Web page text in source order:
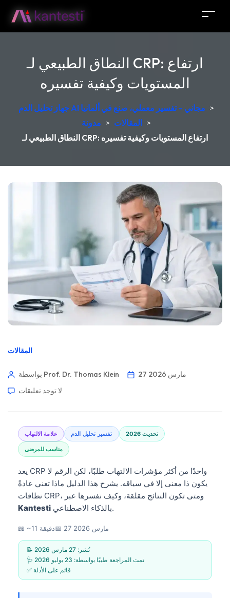
النطاق الطبيعي لـ CRP: ارتفاع
المستويات وكيفية تفسيره
جهاز تحليل الدم AI مجاني – تفسير معملي، صنع في ألمانيا >
مدونة > المقالات >
النطاق الطبيعي لـ CRP: ارتفاع المستويات وكيفية تفسيره
المقالات
بواسطة Prof. Dr. Thomas Klein
27 مارس 2026
لا توجد تعليقات
علامة الالتهاب تفسير تحليل الدم تحديث 2026
مناسب للمرضى
يعد CRP واحدًا من أكثر مؤشرات الالتهاب طلبًا، لكن الرقم لا
يكون ذا معنى إلا في سياقه. يشرح هذا الدليل ماذا تعني عادةً
نطاقات CRP، ومتى تكون النتائج مقلقة، وكيف نفسرها عبر
Kantesti
بالذكاء الاصطناعي.
📖 ~11 دقيقة📅 27 مارس 2026
📝 نُشر: 27 مارس 2026
🩺 تمت المراجعة طبيًا بواسطة: 23 يوليو 2026
✅ قائم على الأدلة